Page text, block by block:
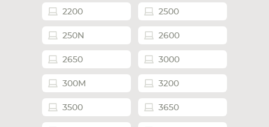
2200 2500
250N 2600
2650 3000
300M 3200
3500 3650